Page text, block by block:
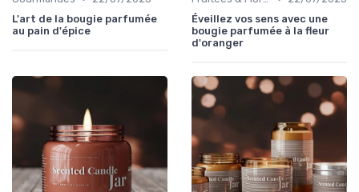
L'art de la bougie parfumée
au pain d'épice
Éveillez vos sens avec une
bougie parfumée à la fleur
d'oranger